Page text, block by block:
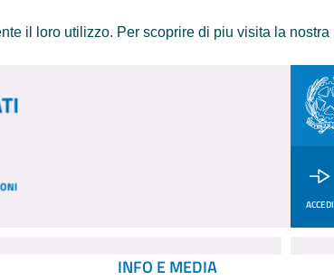
il loro utilizzo. Per scoprire di piu visita la nostra
ACCEDI
INFO E MEDIA